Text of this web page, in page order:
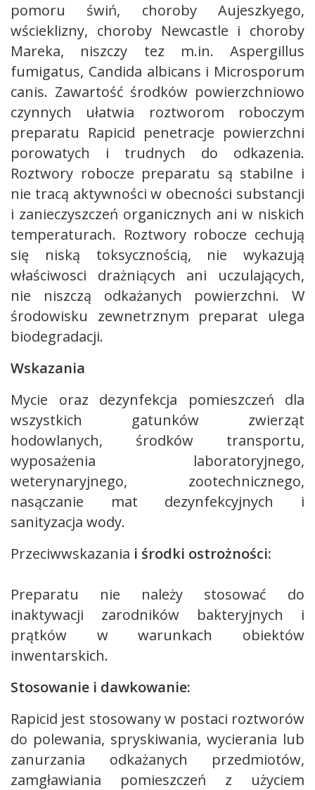
pomoru świń, choroby Aujeszkyego,
wścieklizny, choroby Newcastle i choroby
Mareka, niszczy tez m.in. Aspergillus
fumigatus, Candida albicans i Microsporum
canis. Zawartość środków powierzchniowo
czynnych ułatwia roztworom roboczym
preparatu Rapicid penetracje powierzchni
porowatych i trudnych do odkazenia.
Roztwory robocze preparatu są stabilne i
nie tracą aktywności w obecności substancji
i zanieczyszczeń organicznych ani w niskich
temperaturach. Roztwory robocze cechują
się niską toksycznością, nie wykazują
właściwosci drażniących ani uczulających,
nie niszczą odkażanych powierzchni. W
środowisku zewnetrznym preparat ulega
biodegradacji.
Wskazania
Mycie oraz dezynfekcja pomieszczeń dla
wszystkich gatunków zwierząt
hodowlanych, środków transportu,
wyposażenia laboratoryjnego,
weterynaryjnego, zootechnicznego,
nasączanie mat dezynfekcyjnych i
sanityzacja wody.
Przeciwwskazania i środki ostrożności:
Preparatu nie należy stosować do
inaktywacji zarodników bakteryjnych i
prątków w warunkach obiektów
inwentarskich.
Stosowanie i dawkowanie:
Rapicid jest stosowany w postaci roztworów
do polewania, spryskiwania, wycierania lub
zanurzania odkażanych przedmiotów,
zamgławiania pomieszczeń z użyciem